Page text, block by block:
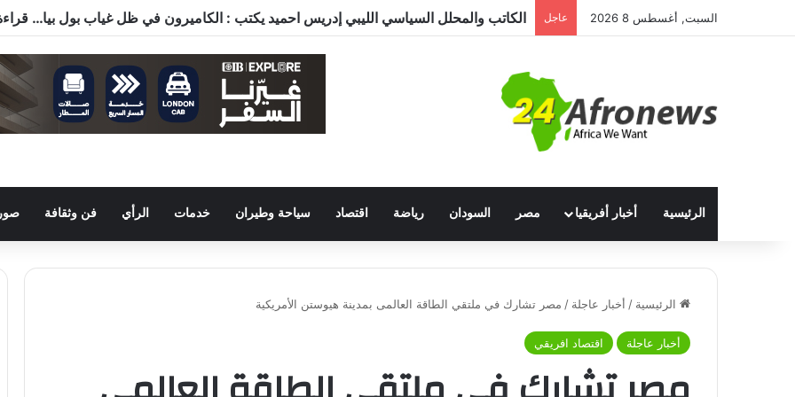
السبت, أغسطس 8 2026 عاجل
الرئيسية أخبار أفريقيا مصر السودان رياضة اقتصاد سياحة وطيران خدمات الرأي فن وثقافة
الرئيسية / أخبار عاجلة / مصر تشارك في ملتقي الطاقة العالمى بمدينة هيوستن الأمريكية
أخبار عاجلة اقتصاد افريقي